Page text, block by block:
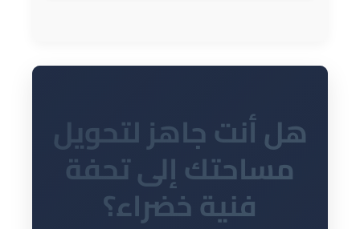
هل أنت جاهز لتحويل
مساحتك إلى تحفة
فنية خضراء؟